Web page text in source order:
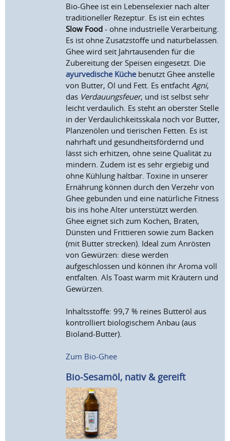
Bio-Ghee ist ein Lebenselexier nach alter
traditioneller Rezeptur. Es ist ein echtes
Slow Food - ohne industrielle Verarbeitung.
Es ist ohne Zusatzstoffe und naturbelassen.
Ghee wird seit Jahrtausenden für die
Zubereitung der Speisen eingesetzt. Die
ayurvedische Küchebenutzt Ghee anstelle
von Butter, Öl und Fett. Es entfacht Agni,
das Verdauungsfeuer, und ist selbst sehr
leicht verdaulich. Es steht an oberster Stelle
in der Verdaulichkeitsskala noch vor Butter,
Planzenölen und tierischen Fetten. Es ist
nahrhaft und gesundheitsfördernd und
lässt sich erhitzen, ohne seine Qualität zu
mindern. Zudem ist es sehr ergiebig und
ohne Kühlung haltbar. Toxine in unserer
Ernährung können durch den Verzehr von
Ghee gebunden und eine natürliche Fitness
bis ins hohe Alter unterstützt werden.
Ghee eignet sich zum Kochen, Braten,
Dünsten und Frittieren sowie zum Backen
(mit Butter strecken). Ideal zum Anrösten
von Gewürzen: diese werden
aufgeschlossen und können ihr Aroma voll
entfalten. Als Toast warm mit Kräutern und
Gewürzen.
Inhaltsstoffe: 99,7 % reines Butteröl aus
kontrolliert biologischem Anbau (aus
Bioland-Butter).
Zum Bio-Ghee
Bio-Sesamöl, nativ & gereift